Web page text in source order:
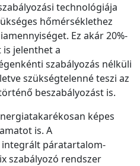
technológiája
hőmérséklethez
Ez akár 20%-
jelenthet a
szabályozás nélküli
szükségtelenné teszi az
beszabályozást is.
képes
is. A
páratartalom-
szabályozó rendszer